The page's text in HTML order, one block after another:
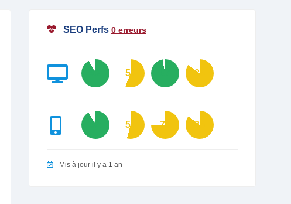
SEO Perfs 0 erreurs
92 56 97 85
92 54 74 85
Mis à jour il y a 1 an